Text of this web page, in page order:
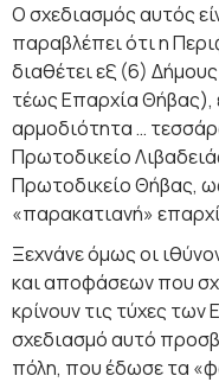
Ο σχεδιασμός αυτός
παραβλέπει ότι η
διαθέτει εξ (6)
τέως Επαρχία Θήβας),
αρμοδιότητα …
Πρωτοδικείο
Πρωτοδικείο Θήβας,
«παρακατιανή»
Ξεχνάνε όμως οι
και αποφάσεων που
κρίνουν τις τύχες των
σχεδιασμό αυτό
πόλη, που έδωσε τα